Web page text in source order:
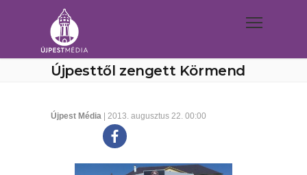
Újpesttől zengett Körmend
Újpest Média | 2013. augusztus 22. 00:00